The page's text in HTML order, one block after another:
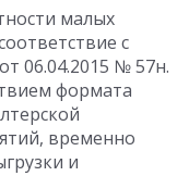
малых
с
06.04.2015 № 57н.
формата
временно
и